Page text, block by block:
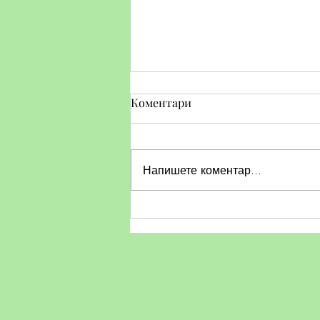
Тематичен ден по БДП
Коментари
Напишете коментар...